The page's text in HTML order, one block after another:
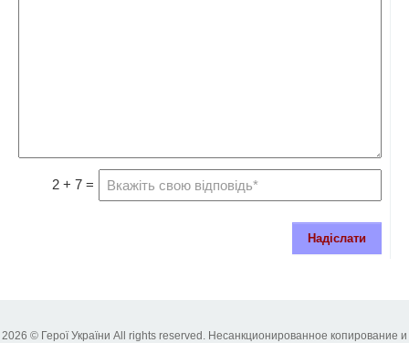
2 + 7 =
Надіслати
2026 © Герої України All rights reserved. Несанкционированное копирование и